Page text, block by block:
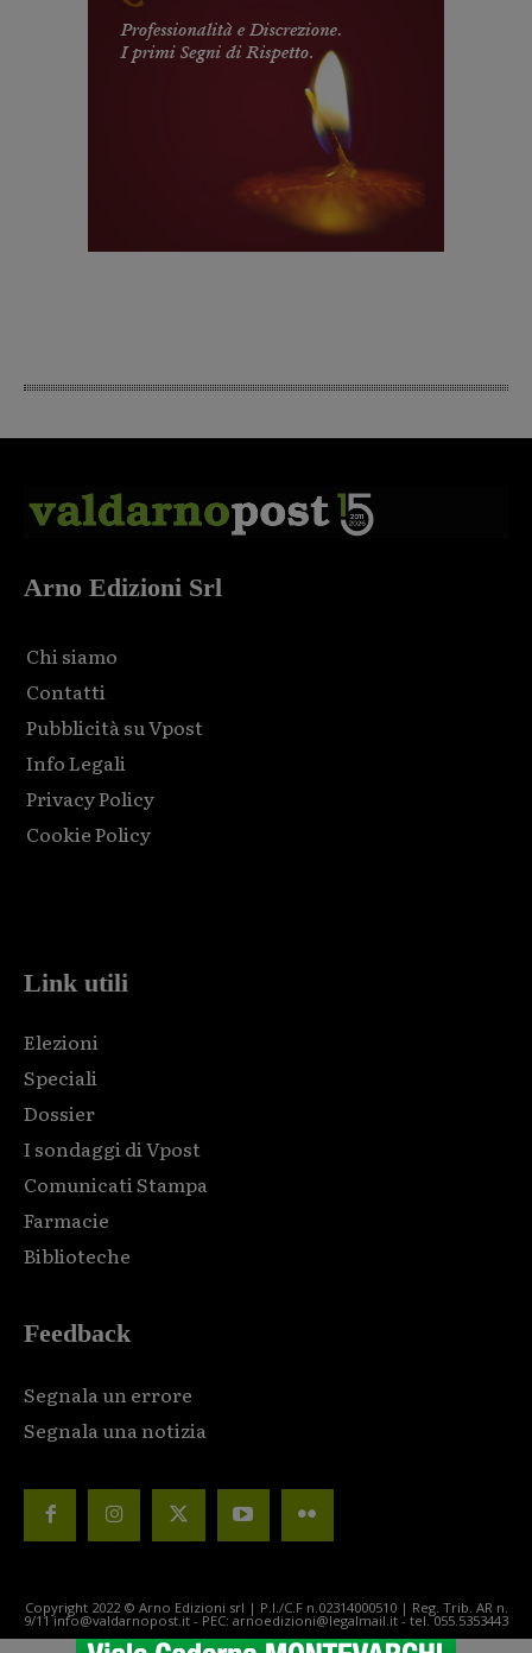
Arno Edizioni Srl
Chi siamo
Contatti
Pubblicità su Vpost
Info Legali
Privacy Policy
Cookie Policy
Link utili
Elezioni
Speciali
Dossier
I sondaggi di Vpost
Comunicati Stampa
Farmacie
Biblioteche
Feedback
Segnala un errore
Segnala una notizia
Copyright 2022 © Arno Edizioni srl | P.I./C.F n.02314000510 | Reg. Trib. AR n.
9/11 info@valdarnopost.it - PEC: arnoedizioni@legalmail.it - tel. 055.5353443